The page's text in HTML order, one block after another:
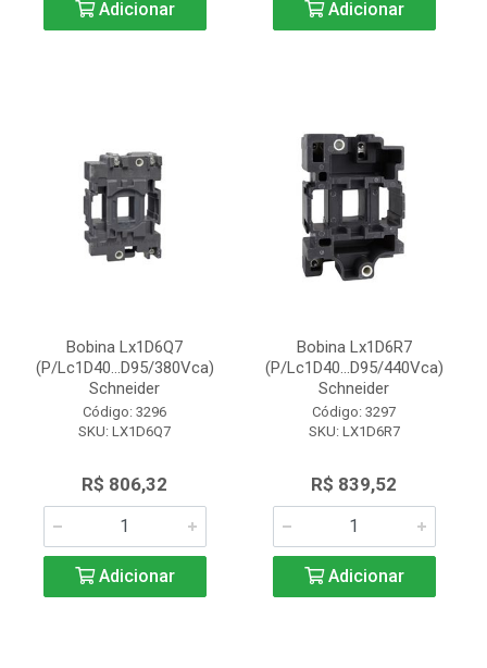
Adicionar Adicionar
Bobina Lx1D6Q7
(P/Lc1D40...D95/380Vca)
Schneider
Código: 3296
SKU: LX1D6Q7
R$ 806,32
Adicionar
Bobina Lx1D6R7
(P/Lc1D40...D95/440Vca)
Schneider
Código: 3297
SKU: LX1D6R7
R$ 839,52
Adicionar